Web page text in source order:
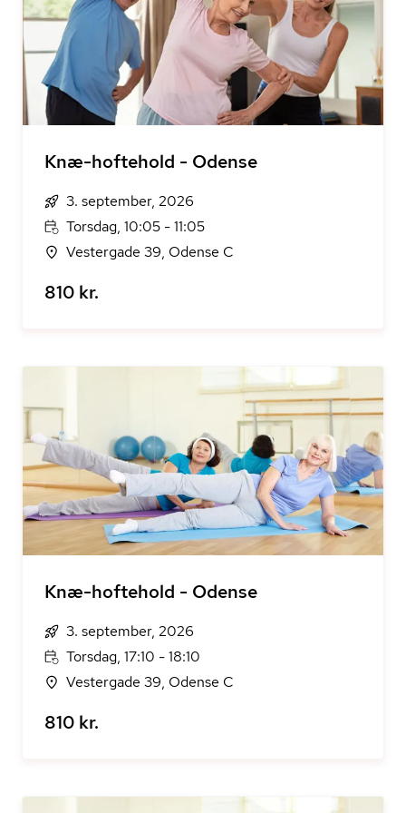
Knæ-hoftehold - Odense
3. september, 2026
Torsdag, 10:05 - 11:05
Vestergade 39, Odense C
810 kr.
Knæ-hoftehold - Odense
3. september, 2026
Torsdag, 17:10 - 18:10
Vestergade 39, Odense C
810 kr.